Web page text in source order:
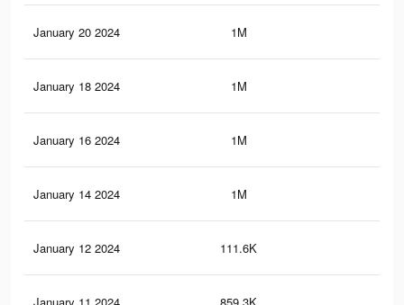
January 20 2024 1M
January 18 2024 1M
January 16 2024 1M
January 14 2024 1M
January 12 2024 111.6K